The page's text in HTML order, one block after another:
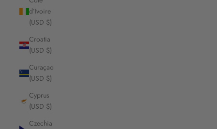
d’Ivoire
(USD $)
Croatia
(USD $)
Curaçao
(USD $)
Cyprus
(USD $)
Czechia